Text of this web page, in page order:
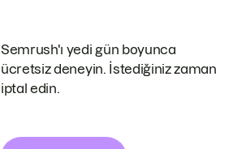
Semrush'ı yedi gün boyunca
ücretsiz deneyin. İstediğiniz zaman
iptal edin.